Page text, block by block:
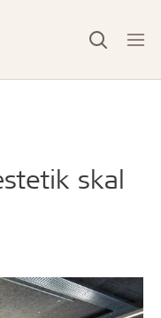
skal